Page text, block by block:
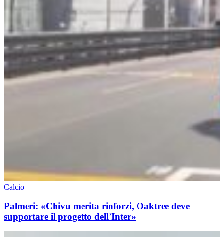
Calcio
Palmeri: «Chivu merita rinforzi, Oaktree deve
supportare il progetto dell’Inter»